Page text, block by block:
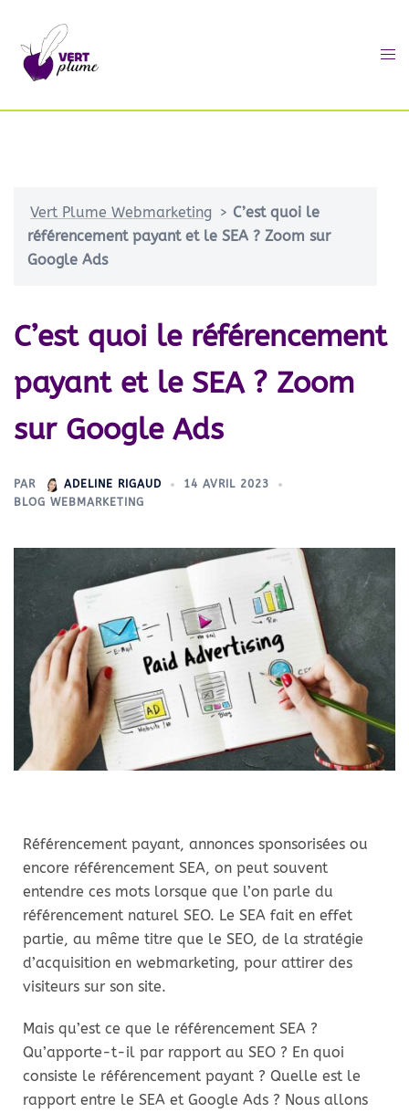
Vert Plume Webmarketing > C’est quoi le
référencement payant et le SEA ? Zoom sur
Google Ads
C’est quoi le référencement
payant et le SEA ? Zoom
sur Google Ads
PAR ADELINE RIGAUD
14 AVRIL 2023
BLOG WEBMARKETING
Référencement payant, annonces sponsorisées ou
encore référencement SEA, on peut souvent
entendre ces mots lorsque que l’on parle du
référencement naturel SEO. Le SEA fait en effet
partie, au même titre que le SEO, de la stratégie
d’acquisition en webmarketing, pour attirer des
visiteurs sur son site.
Mais qu’est ce que le référencement SEA ?
Qu’apporte-t-il par rapport au SEO ? En quoi
consiste le référencement payant ? Quelle est le
rapport entre le SEA et Google Ads ? Nous allons